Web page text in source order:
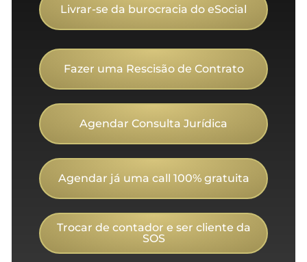
Livrar-se da burocracia do eSocial
Fazer uma Rescisão de Contrato
Agendar Consulta Jurídica
Agendar já uma call 100% gratuita
Trocar de contador e ser cliente da
SOS